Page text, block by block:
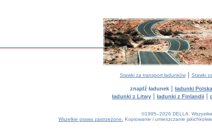
Stawki za transport ładunków| Stawki
znajdź ładunek| ładunki Polska
ładunki z Litwy| ładunki z Finlandii|
©1995–2026 DELLA.
Wszelkie prawa zastrzeżone.
Kopiowanie i umieszczanie